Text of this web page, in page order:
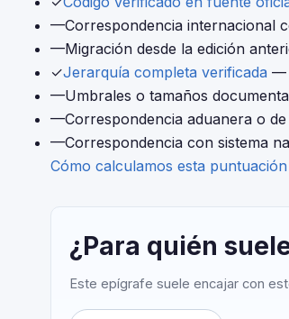
—Correspondencia internacional
—Migración desde la edición
✓Jerarquía completa verificada —
—Umbrales o tamaños
—Correspondencia aduanera o
—Correspondencia con sistema
Cómo calculamos esta
¿Para quién
Este epígrafe suele encajar con